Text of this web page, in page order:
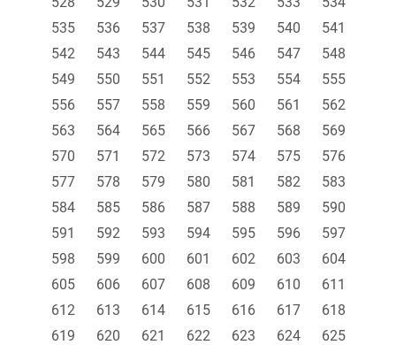
535
536 537 538 539 540
541
542
543 544 545 546 547
548
549
550 551 552 553 554
555
556
557 558 559 560 561
562
563
564 565 566 567 568
569
570
571 572 573 574 575
576
577
578 579 580 581 582
583
584
585 586 587 588 589
590
591
592 593 594 595 596
597
598
599 600 601 602 603
604
605
606 607 608 609 610
611
612
613 614 615 616 617
618
619
620 621 622 623 624
625